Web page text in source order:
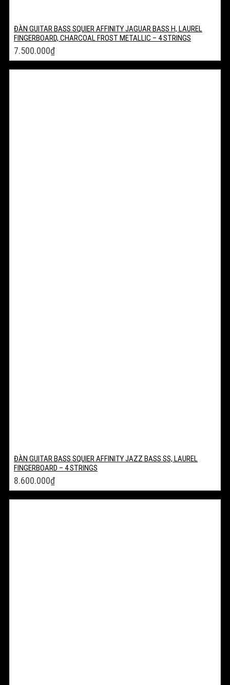
ĐÀN GUITAR BASS SQUIER AFFINITY JAGUAR BASS H, LAUREL
FINGERBOARD, CHARCOAL FROST METALLIC – 4 STRINGS
7.500.000₫
ĐÀN GUITAR BASS SQUIER AFFINITY JAZZ BASS SS, LAUREL
FINGERBOARD – 4 STRINGS
8.600.000₫